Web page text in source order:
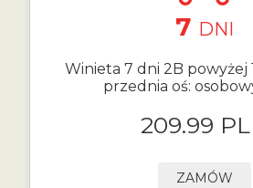
7 DNI
Winieta 7 dni 2B powyżej
przednia oś:
209.99
ZAMÓW